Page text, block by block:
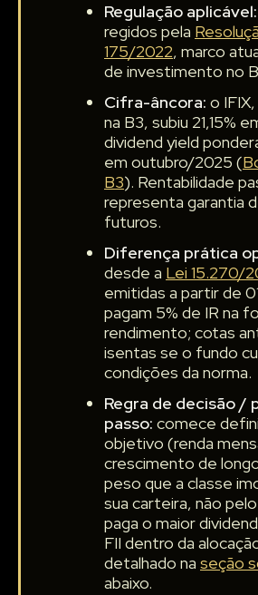
Regulação aplicável:
regidos pela
175/2022, marco
de investimento no
Cifra-âncora: o
na B3, subiu 21,15%
dividend yield
em outubro/2025 (
B3). Rentabilidade
representa garantia
futuros.
Diferença prática
desde a Lei 15.270/
emitidas a partir de
pagam 5% de IR na
rendimento; cotas
isentas se o fundo
condições da norma.
Regra de decisão /
passo: comece
objetivo (renda
crescimento de
peso que a classe
sua carteira, não
paga o maior
FII dentro da
detalhado na seção
abaixo.